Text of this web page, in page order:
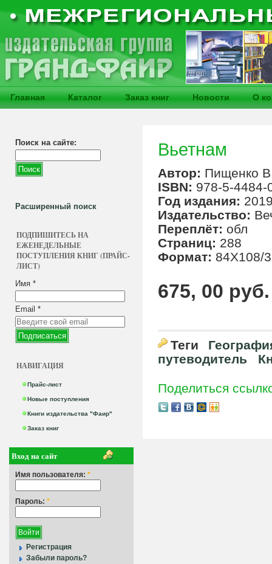
Главная Каталог Заказ книг Новости О
Поиск на сайте:
Расширенный поиск
ПОДПИШИТЕСЬ НА
ЕЖЕНЕДЕЛЬНЫЕ
ПОСТУПЛЕНИЯ КНИГ (ПРАЙС-
ЛИСТ)
Имя *
Email *
НАВИГАЦИЯ
Прайс-лист
Новые поступления
Книги издательства "Фаир"
Заказ книг
Вход на сайт
Имя пользователя: *
Пароль: *
Регистрация
Забыли пароль?
Вьетнам
Автор: Пищенко
ISBN: 978-5-4484-
Год издания:
Издательство:
Переплёт: обл
Страниц: 288
Формат: 84Х108/
675, 00 руб.
Теги
путеводитель
Поделиться